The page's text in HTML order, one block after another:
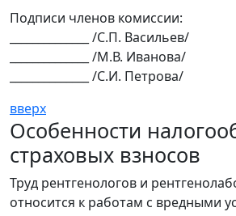
Подписи членов комиссии:
______________ /С.П. Васильев/
______________ /М.В. Иванова/
______________ /С.И. Петрова/
вверх
Особенности
страховых взносов
Труд рентгенологов и
относится к работам с вредными